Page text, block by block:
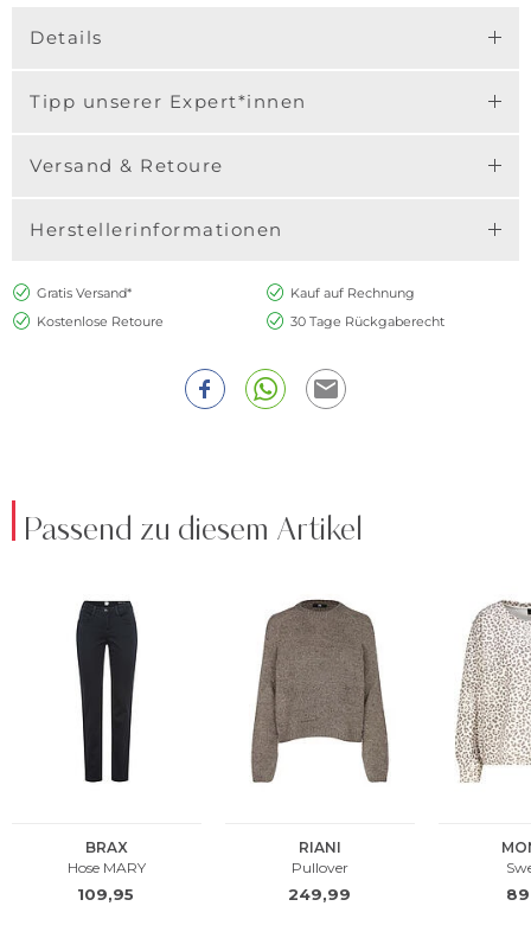
Details
Tipp unserer Expert*innen
Versand & Retoure
Herstellerinformationen
Gratis Versand*
Kauf auf Rechnung
Kostenlose Retoure
30 Tage Rückgaberecht
Passend zu diesem Artikel